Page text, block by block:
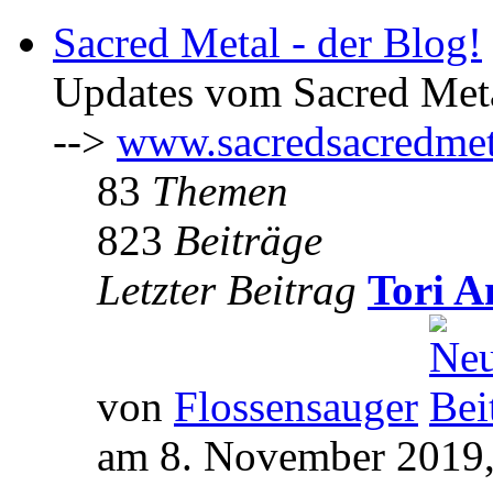
Sacred Metal - der Blog!
Updates vom Sacred
-->
83 Themen
823 Beiträge
Letzter Beitrag Tori
von Flossensauger
am 8. November